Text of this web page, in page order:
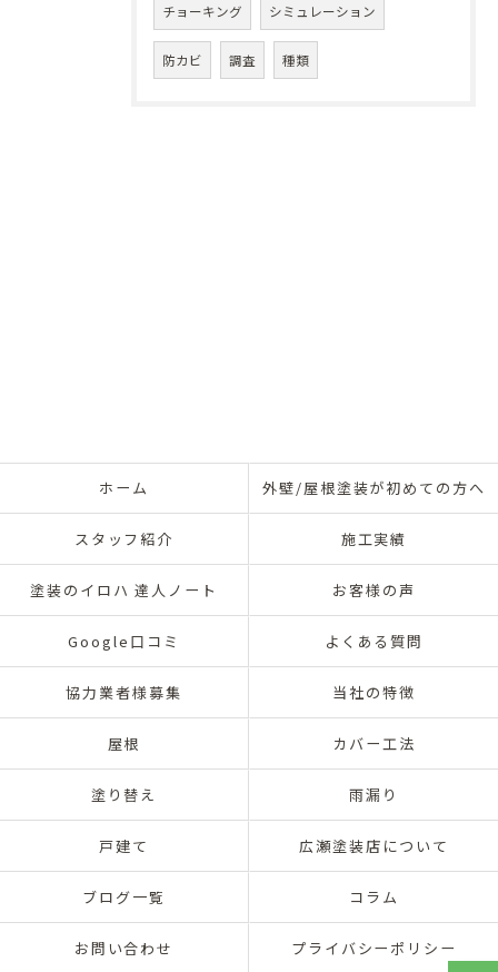
チョーキング シミュレーション
防カビ 調査 種類
ホーム 外壁/屋根塗装が初めての方へ
スタッフ紹介 施工実績
塗装のイロハ 達人ノート お客様の声
Google口コミ よくある質問
協力業者様募集 当社の特徴
屋根 カバー工法
塗り替え 雨漏り
戸建て 広瀬塗装店について
ブログ一覧 コラム
お問い合わせ プライバシーポリシー